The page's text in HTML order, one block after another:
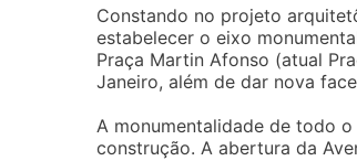
Constando no projeto
estabelecer o eixo
Praça Martin Afonso (atual
Janeiro, além de dar nova
A monumentalidade de todo
construção. A abertura da